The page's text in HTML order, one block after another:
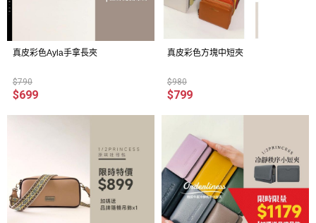
真皮彩色Ayla手拿長夾
$790
$699
真皮彩色方塊中短夾
$980
$799